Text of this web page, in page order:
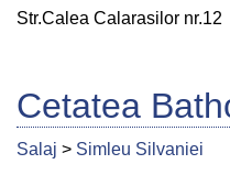
Str.Calea Calarasilor nr.12
Cetatea
Salaj > Simleu Silvaniei